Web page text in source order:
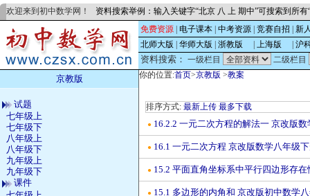
欢迎来到初中数学网！ 资料搜索举例：输入关键字“北京 八 上 期中”可搜索到所
免费资源 电子课本 中考资源 竞赛自招
新
北师大版
华师大版 浙教版 上海版 沪
资料搜索： 一级栏目 二级栏目
京教版
试题
七年级上
七年级下
八年级上
八年级下
九年级上
九年级下
课件
你的位置:首页>京教版 >教案
排序方式: 最新上传 最多下载
● 16.2.2 一元二次方程的解法一 京改版
● 16.1 一元二次方程 京改版数学八年级
● 15.2 平面直角坐标系中平行四边形存
● 15.1 多边形的内角和 京改版初中数学